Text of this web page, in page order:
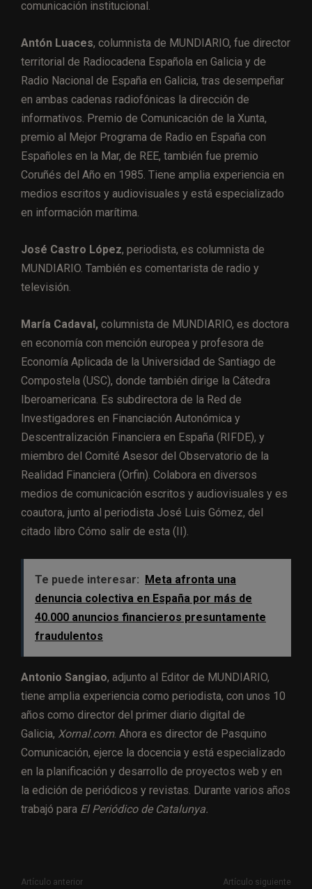
comunicación institucional.
Antón Luaces, columnista de MUNDIARIO, fue director
territorial de Radiocadena Española en Galicia y de
Radio Nacional de España en Galicia, tras desempeñar
en ambas cadenas radiofónicas la dirección de
informativos. Premio de Comunicación de la Xunta,
premio al Mejor Programa de Radio en España con
Españoles en la Mar, de REE, también fue premio
Coruñés del Año en 1985. Tiene amplia experiencia en
medios escritos y audiovisuales y está especializado
en información marítima.
José Castro López, periodista, es columnista de
MUNDIARIO. También es comentarista de radio y
televisión.
María Cadaval, columnista de MUNDIARIO, es doctora
en economía con mención europea y profesora de
Economía Aplicada de la Universidad de Santiago de
Compostela (USC), donde también dirige la Cátedra
Iberoamericana. Es subdirectora de la Red de
Investigadores en Financiación Autonómica y
Descentralización Financiera en España (RIFDE), y
miembro del Comité Asesor del Observatorio de la
Realidad Financiera (Orfin). Colabora en diversos
medios de comunicación escritos y audiovisuales y es
coautora, junto al periodista José Luis Gómez, del
citado libro Cómo salir de esta (II).
Te puede interesar: Meta afronta una
denuncia colectiva en España por más de
40.000 anuncios financieros presuntamente
fraudulentos
Antonio Sangiao, adjunto al Editor de MUNDIARIO,
tiene amplia experiencia como periodista, con unos 10
años como director del primer diario digital de
Galicia, Xornal.com. Ahora es director de Pasquino
Comunicación, ejerce la docencia y está especializado
en la planificación y desarrollo de proyectos web y en
la edición de periódicos y revistas. Durante varios años
trabajó para El Periódico de Catalunya.
Artículo anterior Artículo siguiente